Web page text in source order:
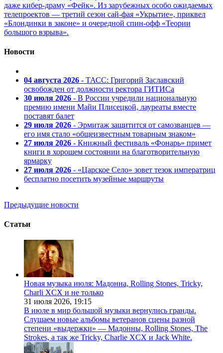
даже кибер-драму «Фейк». Из зарубежных особо ожидаемых
телепроектов — третий сезон сай-фая «Укрытие», приквел
«Блондинки в законе» и очередной спин-офф «Теории
большого взрыва».
Новости
04 августа 2026 - ТАСС: Григорий Заславский
освобожден от должности ректора ГИТИСа
30 июля 2026 - В России учредили национальную
премию имени Майи Плисецкой, лауреаты вместе
поставят балет
29 июля 2026 - Эрмитаж защитится от самозванцев —
его имя стало «общеизвестным товарным знаком»
27 июля 2026 - Книжный фестиваль «Фонарь» примет
книги в хорошем состоянии на благотворительную
ярмарку
27 июля 2026 - «Царское Село» зовет тезок императриц
бесплатно посетить музейные маршруты
Предыдущие новости
Статьи
Новая музыка июля: Мадонна, Rolling Stones, Tricky,
Charli XCX и не только
31 июля 2026, 19:15
В июле в мир большой музыки вернулись гранды.
Слушаем новые альбомы ветеранов сцены разной
степени «выдержки» — Мадонны, Rolling Stones, The
Strokes, а так же Tricky, Charlie XCX и Jack White.